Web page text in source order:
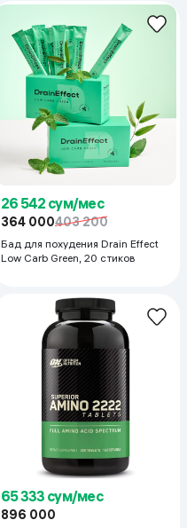
26 542 сум/мес
364 000403 200
Бад для похудения Drain Effect
Low Carb Green, 20 стиков
65 333 сум/мес
896 000